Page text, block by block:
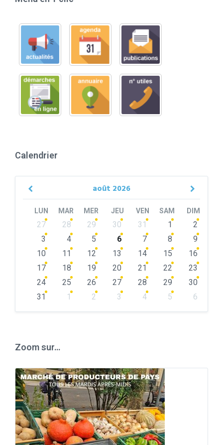
Calendrier
août 2026
Previous
LUN MAR MER JEU VEN SAM DIM
Skip
calendar
27 28 29 30 31 1
2
3
4 5 6 7 8
9
10
11 12 13 14 15
16
17
18 19 20 21 22
23
24
25 26 27 28 29
30
31
1 2 3 4 5
6
Zoom sur…